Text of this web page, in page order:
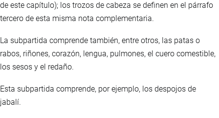
de este capítulo); los trozos de cabeza se definen en el párrafo
tercero de esta misma nota complementaria.
La subpartida comprende también, entre otros, las patas o
rabos, riñones, corazón, lengua, pulmones, el cuero comestible,
los sesos y el redaño.
Esta subpartida comprende, por ejemplo, los despojos de
jabalí.